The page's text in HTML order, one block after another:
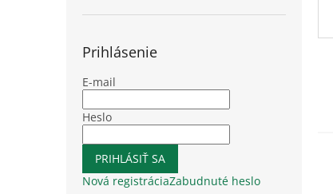
Prihlásenie
E-mail
Heslo
PRIHLÁSIŤ SA
Nová registráciaZabudnuté heslo